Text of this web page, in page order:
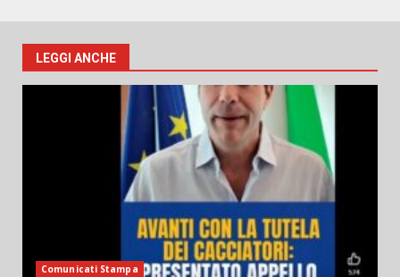
LEGGI ANCHE
Comunicati Stampa